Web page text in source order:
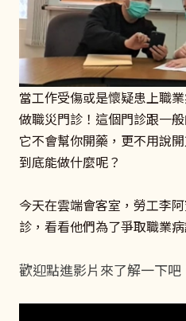
當工作受傷或是懷疑患上職
做職災門診！這個門診跟一
它不會幫你開藥，更不用說
到底能做什麼呢？
今天在雲端會客室，勞工李
診，看看他們為了爭取職業
歡迎點進影片來了解一下吧